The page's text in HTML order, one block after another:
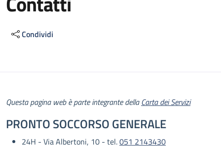
Condividi
Descrizione
Questa pagina web è parte integrante dellaCarta dei Servizi
PRONTO SOCCORSO GENERALE
24H - Via Albertoni, 10 - tel.051 2143430